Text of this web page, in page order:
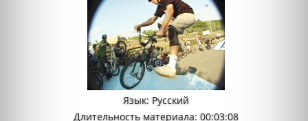
Язык: Русский
Длительность материала: 00:03:08